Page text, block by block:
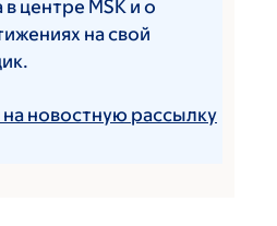
центре MSK и о
на свой
новостную рассылку